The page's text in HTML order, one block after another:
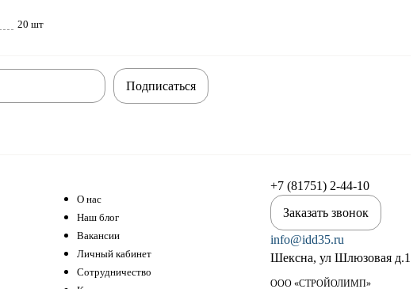
20 шт
Подписаться
О нас
Наш блог
Вакансии
Личный кабинет
Сотрудничество
+7 (81751) 2-44-10
Заказать звонок
info@idd35.ru
Шексна, ул Шлюзовая д.1
ООО «СТРОЙОЛИМП»